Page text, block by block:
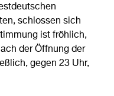
schlossen sich
ist fröhlich,
der Öffnung der
gegen 23 Uhr,